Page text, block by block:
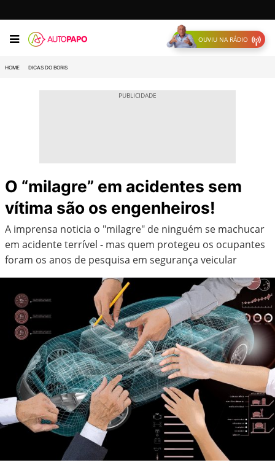
OUVIU NA RÁDIO
HOME DICAS DO BORIS
O “milagre” em acidentes sem
vítima são os engenheiros!
A imprensa noticia o "milagre" de ninguém se machucar
em acidente terrível - mas quem protegeu os ocupantes
foram os anos de pesquisa em segurança veicular